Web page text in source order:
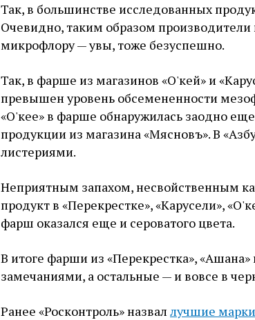
Так, в большинстве исследованных
Очевидно, таким образом производители
микрофлору — увы, тоже безуспешно.
Так, в фарше из магазинов «О'кей» и
превышен уровень обсемененности
«О'кее» в фарше обнаружилась заодно
продукции из магазина «Мясновъ». В
листериями.
Неприятным запахом, несвойственным
продукт в «Перекрестке», «Карусели»,
фарш оказался еще и сероватого цвета.
В итоге фарши из «Перекрестка»,
замечаниями, а остальные — и вовсе в
Ранее «Росконтроль» назвал лучшие